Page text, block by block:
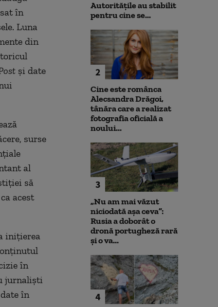
în
Luna
din
și date
surse
al
să
acest
inițierea
în
jurnaliști
în
Autoritățile au stabilit
pentru cine se...
2
Cine este românca
Alecsandra Drăgoi,
tânăra care a realizat
fotografia oficială a
noului...
3
„Nu am mai văzut
niciodată așa ceva”:
Rusia a doborât o
dronă portugheză rară
și o va...
4